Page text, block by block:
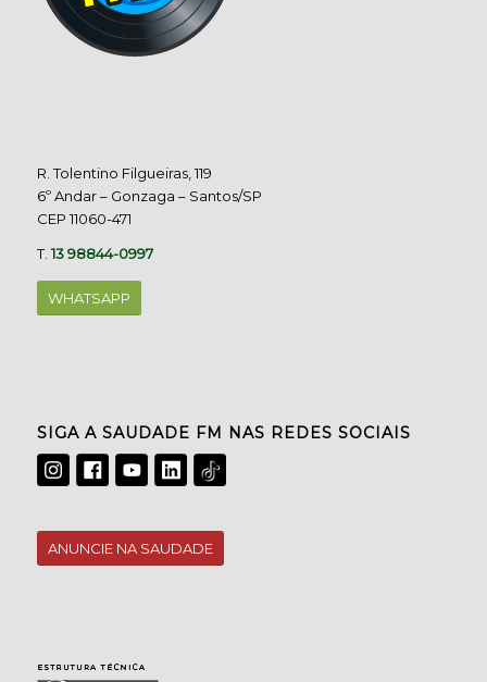
R. Tolentino Filgueiras, 119
6º Andar – Gonzaga – Santos/SP
CEP 11060-471
T.13 98844-0997
WHATSAPP
SIGA A SAUDADE FM NAS REDES SOCIAIS
ANUNCIE NA SAUDADE